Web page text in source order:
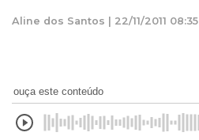
Aline dos Santos | 22/11/2011 08:35
ouça este conteúdo